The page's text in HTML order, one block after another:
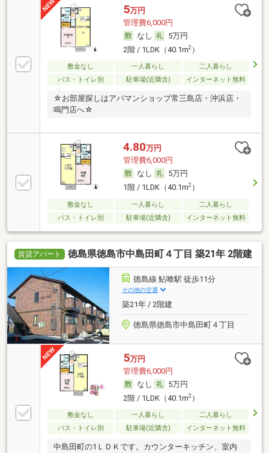
5万円
管理費6,000円
なし
5万円
2階 / 1LDK（40.1m2）
敷金なし 一人暮らし
二人暮らし
バス・トイレ別
駐車場(近隣含) インターネット無料
☆お部屋探しはアパマンショップ常三島店・沖浜店・
鳴門店へ☆
4.80万円
管理費6,000円
なし
5万円
1階 / 1LDK（40.1m2）
敷金なし 一人暮らし
二人暮らし
バス・トイレ別
駐車場(近隣含) インターネット無料
賃貸アパート 徳島県徳島市中島田町４丁目 築21年 2階建
徳島線 鮎喰駅 徒歩11分
その他の交通
築21年 / 2階建
徳島県徳島市中島田町４丁目
5万円
管理費6,000円
なし
5万円
2階 / 1LDK（40.1m2）
敷金なし 一人暮らし
二人暮らし
バス・トイレ別
駐車場(近隣含) インターネット無料
中島田町の1ＬＤＫです。カウンターキッチン、室内